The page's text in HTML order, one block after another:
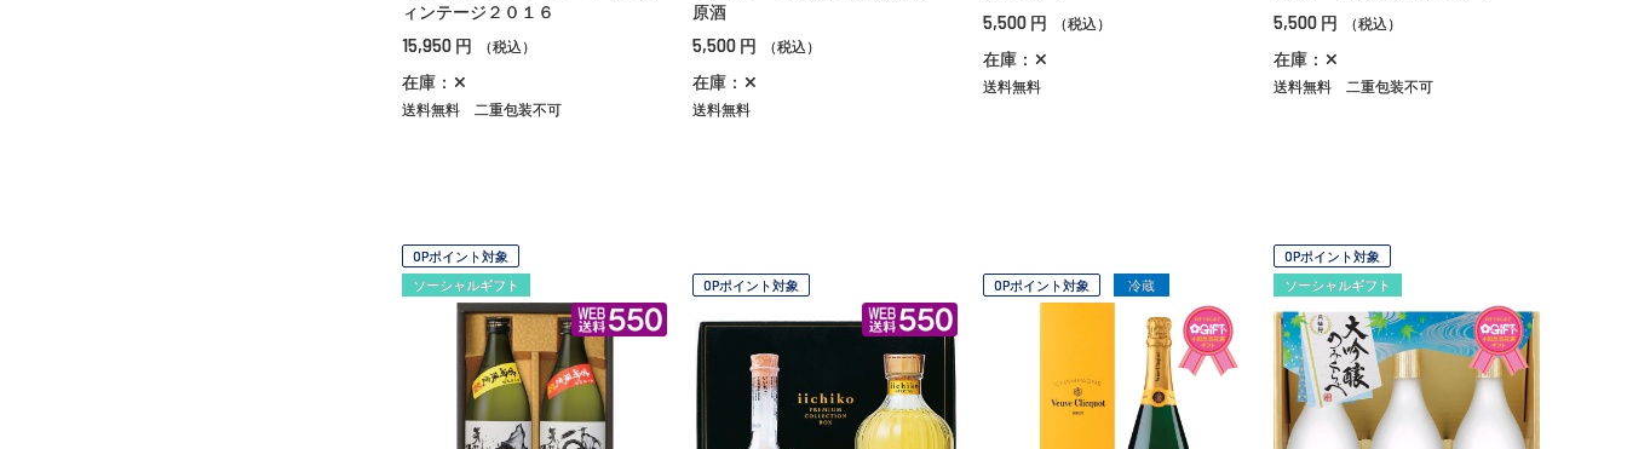
ィンテージ２０１６
15,950 円 （税込）
在庫：✕
送料無料 二重包装不可
原酒
5,500 円 （税込）
在庫：✕
送料無料
5,500 円 （税込）
在庫：✕
送料無料
5,500 円 （税込）
在庫：✕
送料無料 二重包装不可
OPポイント対象
ソーシャルギフト
OPポイント対象 OPポイント対象 冷蔵
OPポイント対象
ソーシャルギフト